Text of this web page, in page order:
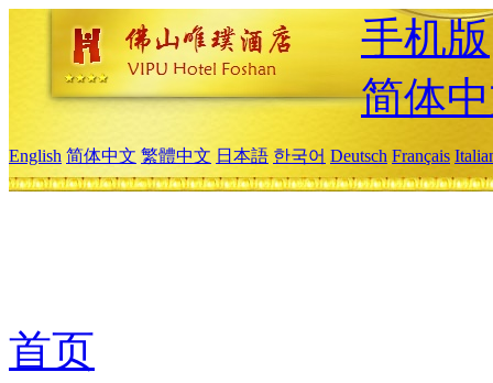
手机版
简体
English 简体中文 繁體中文 日本語 한국어 Deutsch Français
首页